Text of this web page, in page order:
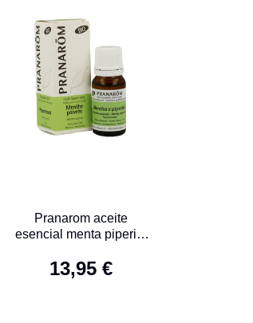
Pranarom aceite
esencial menta piperita
13,95 €